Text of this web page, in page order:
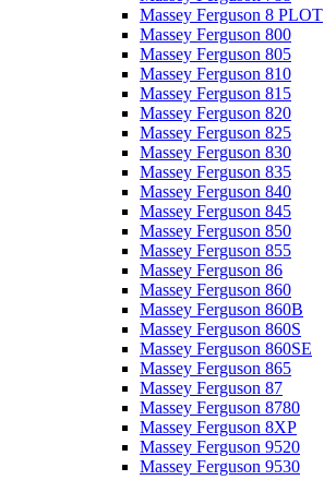
Massey Ferguson 8 PLOT
Massey Ferguson 800
Massey Ferguson 805
Massey Ferguson 810
Massey Ferguson 815
Massey Ferguson 820
Massey Ferguson 825
Massey Ferguson 830
Massey Ferguson 835
Massey Ferguson 840
Massey Ferguson 845
Massey Ferguson 850
Massey Ferguson 855
Massey Ferguson 86
Massey Ferguson 860
Massey Ferguson 860B
Massey Ferguson 860S
Massey Ferguson 860SE
Massey Ferguson 865
Massey Ferguson 87
Massey Ferguson 8780
Massey Ferguson 8XP
Massey Ferguson 9520
Massey Ferguson 9530